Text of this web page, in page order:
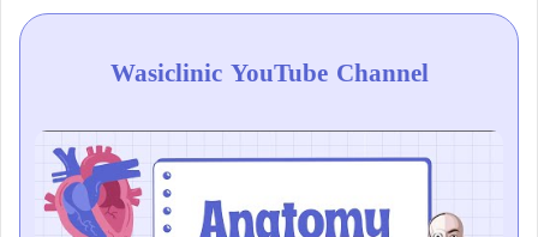
Wasiclinic YouTube Channel